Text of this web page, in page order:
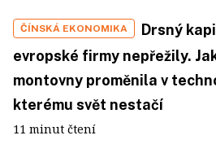
ČÍNSKÁ EKONOMIKA
Drsný
evropské firmy nepřežily.
montovny proměnila v
kterému svět nestačí
11 minut čtení